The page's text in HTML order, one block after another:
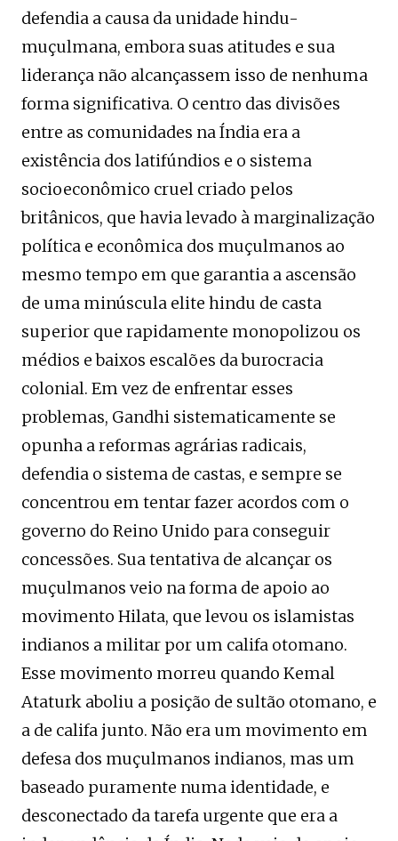
defendia a causa da unidade hindu-
muçulmana, embora suas atitudes e sua
liderança não alcançassem isso de nenhuma
forma significativa. O centro das divisões
entre as comunidades na Índia era a
existência dos latifúndios e o sistema
socioeconômico cruel criado pelos
britânicos, que havia levado à marginalização
política e econômica dos muçulmanos ao
mesmo tempo em que garantia a ascensão
de uma minúscula elite hindu de casta
superior que rapidamente monopolizou os
médios e baixos escalões da burocracia
colonial. Em vez de enfrentar esses
problemas, Gandhi sistematicamente se
opunha a reformas agrárias radicais,
defendia o sistema de castas, e sempre se
concentrou em tentar fazer acordos com o
governo do Reino Unido para conseguir
concessões. Sua tentativa de alcançar os
muçulmanos veio na forma de apoio ao
movimento Hilata, que levou os islamistas
indianos a militar por um califa otomano.
Esse movimento morreu quando Kemal
Ataturk aboliu a posição de sultão otomano, e
a de califa junto. Não era um movimento em
defesa dos muçulmanos indianos, mas um
baseado puramente numa identidade, e
desconectado da tarefa urgente que era a